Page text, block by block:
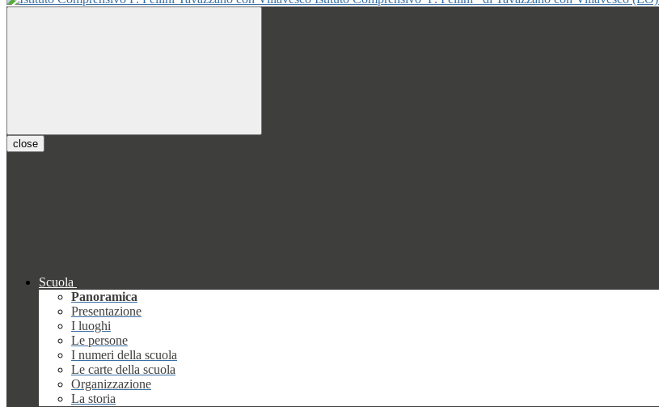
close
Scuola
Panoramica
Presentazione
I luoghi
Le persone
I numeri della scuola
Le carte della scuola
Organizzazione
La storia